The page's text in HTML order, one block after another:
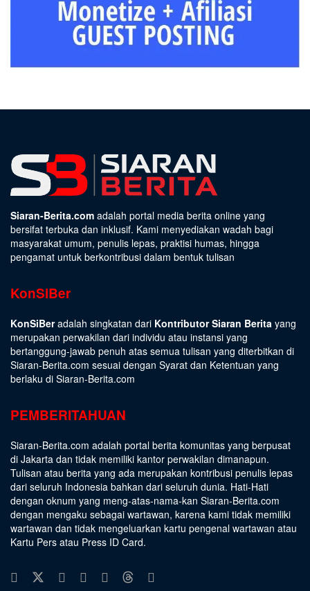
Siaran-Berita.com adalah portal media berita online yang
bersifat terbuka dan inklusif. Kami menyediakan wadah bagi
masyarakat umum, penulis lepas, praktisi humas, hingga
pengamat untuk berkontribusi dalam bentuk tulisan
KonSiBer
KonSiBeradalah singkatan dari Kontributor Siaran Berita yang
merupakan perwakilan dari individu atau instansi yang
bertanggung-jawab penuh atas semua tulisan yang diterbitkan di
Siaran-Berita.com sesuai dengan Syarat dan Ketentuan yang
berlaku di Siaran-Berita.com
PEMBERITAHUAN
Siaran-Berita.com adalah portal berita komunitas yang berpusat
di Jakarta dan tidak memiliki kantor perwakilan dimanapun.
Tulisan atau berita yang ada merupakan kontribusi penulis lepas
dari seluruh Indonesia bahkan dari seluruh dunia. Hati-Hati
dengan oknum yang meng-atas-nama-kan Siaran-Berita.com
dengan mengaku sebagai wartawan, karena kami tidak memiliki
wartawan dan tidak mengeluarkan kartu pengenal wartawan atau
Kartu Pers atau Press ID Card.